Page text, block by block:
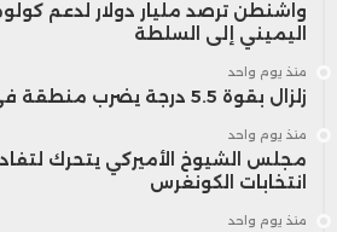
واشنطن ترصد مليار دولار لدعم
اليميني إلى السلطة
منذ يوم واحد
زلزال بقوة 5.5 درجة يضرب منطقة في ألاسكا
منذ يوم واحد
مجلس الشيوخ الأميركي يتحرك
انتخابات الكونغرس
منذ يوم واحد